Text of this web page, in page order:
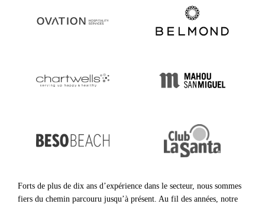
Forts de plus de dix ans d’expérience dans le secteur, nous sommes
fiers du chemin parcouru jusqu’à présent. Au fil des années, notre